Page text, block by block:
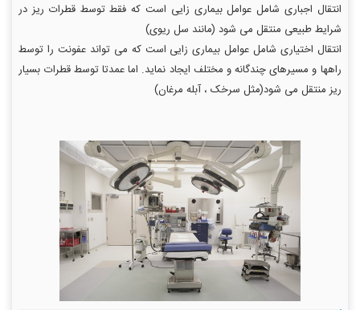
انتقال اجباری شامل عوامل بیماری زایی است که فقط توسط قطرات ریز در
شرایط طبیعی منتقل می شود (مانند سل ریوی)
انتقال اختیاری شامل عوامل بیماری زایی است که می تواند عفونت را توسط
راهها و مسیرهای چندگانه و مختلف ایجاد نماید. اما عمدتا توسط قطرات بسیار
ریز منتقل می شود(مثل سرخک ، آبله مرغان)